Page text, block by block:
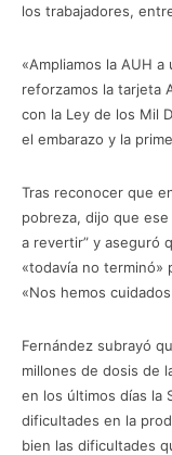
los trabajadores,
«Ampliamos la AUH
reforzamos la tarjeta
con la Ley de los Mil
el embarazo y la
Tras reconocer que
pobreza, dijo que
a revertir” y aseguró
«todavía no terminó»
«Nos hemos
Fernández subrayó
millones de dosis de
en los últimos días la
dificultades en la
bien las dificultades